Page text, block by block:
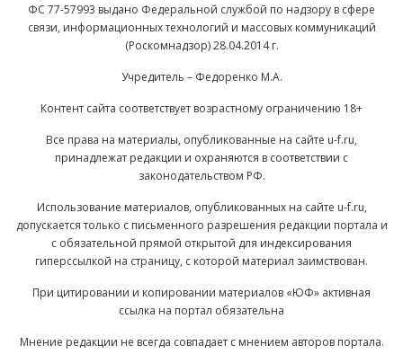
ФС 77-57993 выдано Федеральной службой по надзору в сфере
связи, информационных технологий и массовых коммуникаций
(Роскомнадзор) 28.04.2014 г.
Учредитель – Федоренко М.А.
Контент сайта соответствует возрастному ограничению 18+
Все права на материалы, опубликованные на сайте u-f.ru,
принадлежат редакции и охраняются в соответствии с
законодательством РФ.
Использование материалов, опубликованных на сайте u-f.ru,
допускается только с письменного разрешения редакции портала и
с обязательной прямой открытой для индексирования
гиперссылкой на страницу, с которой материал заимствован.
При цитировании и копировании материалов «ЮФ» активная
ссылка на портал обязательна
Мнение редакции не всегда совпадает с мнением авторов портала.